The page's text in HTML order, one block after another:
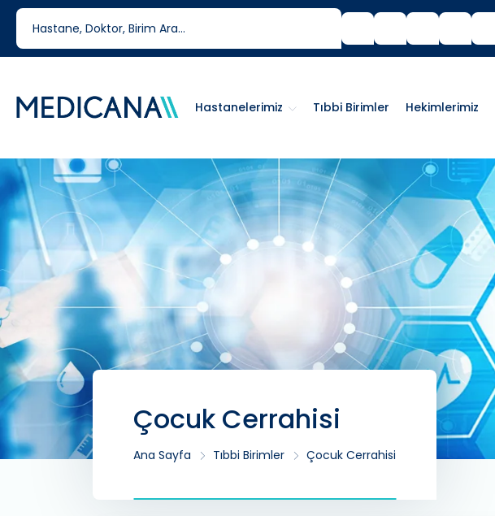
444 6 334
Tıbbi Birimler Hekimlerimiz
Hastanelerimiz
Çocuk Cerrahisi
Ana Sayfa Tıbbi Birimler Çocuk Cerrahisi